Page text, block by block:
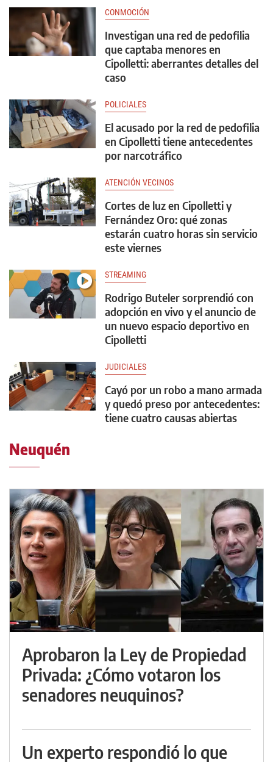
CONMOCIÓN
Investigan una red de pedofilia
que captaba menores en
Cipolletti: aberrantes detalles del
caso
POLICIALES
El acusado por la red de pedofilia
en Cipolletti tiene antecedentes
por narcotráfico
ATENCIÓN VECINOS
Cortes de luz en Cipolletti y
Fernández Oro: qué zonas
estarán cuatro horas sin servicio
este viernes
STREAMING
Rodrigo Buteler sorprendió con
adopción en vivo y el anuncio de
un nuevo espacio deportivo en
Cipolletti
JUDICIALES
Cayó por un robo a mano armada
y quedó preso por antecedentes:
tiene cuatro causas abiertas
Neuquén
Aprobaron la Ley de Propiedad
Privada: ¿Cómo votaron los
senadores neuquinos?
Un experto respondió lo que